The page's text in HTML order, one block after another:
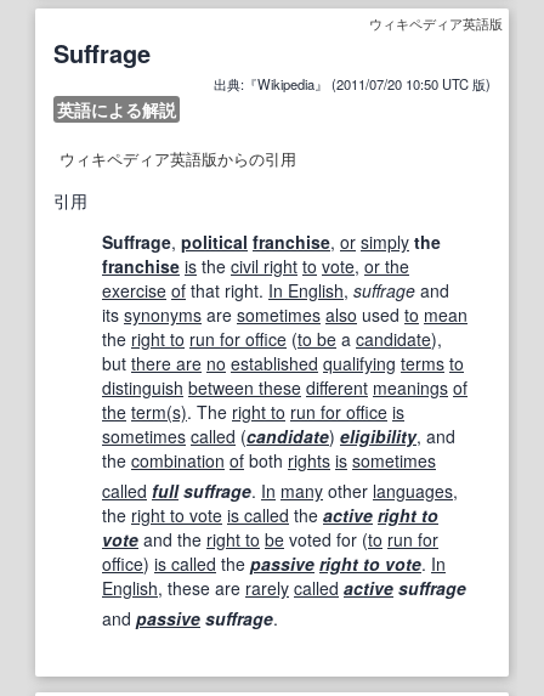
ウィキペディア英語版
Suffrage
出典:『Wikipedia』 (2011/07/20 10:50 UTC 版)
英語による解説
ウィキペディア英語版からの引用
引用
Suffrage, political franchise, or simply the
franchise is the civil right to vote, or the
exercise of that right. In English, suffrage and
its synonyms are sometimes also used to mean
the right to run for office (to be a candidate),
but there are no established qualifying terms to
distinguish between these different meanings of
the term(s). The right to run for office is
sometimes called (candidate) eligibility, and
the combination of both rights is sometimes
called fullsuffrage. In many other languages,
the right to vote is called the active right to
vote and the right to be voted for (to run for
office) is called the passive right to vote. In
English, these are rarely called active suffrage
and passive suffrage.